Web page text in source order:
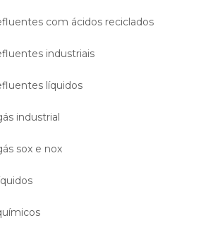
com ácidos reciclados
industriais
líquidos
industrial
sox e nox